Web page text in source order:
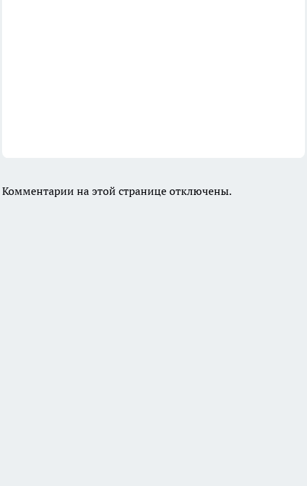
Комментарии на этой странице отключены.